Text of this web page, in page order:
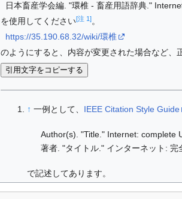
日本畜産学会編. "環椎 - 畜産用語辞典."
を使用してください[注 1]。
https://35.190.68.32/wiki/環椎
のようにすると、内容が変更された場合など、
引用文字をコピーする
↑ 一例として、 IEEE Citation Style Guide
Author(s). "Title." Internet: complete
著者. "タイトル." インターネット:
で記述してあります。